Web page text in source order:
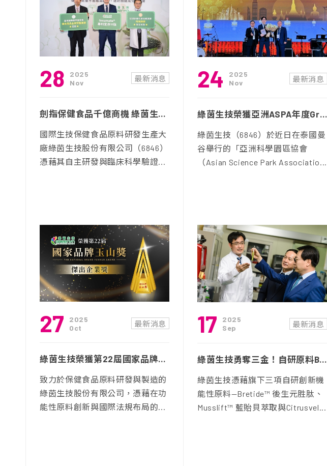
最新消息
28
2025
Nov
劍指保健食品千億商機 綠茵生技推Insumate® 專利定序19肽苦瓜胜肽 挾輔助醫學會專業認證，加速插旗台灣與亞太市場版圖
國際生技保健食品原料研發生產大
廠綠茵生技股份有限公司（6846）
憑藉其自主研發與臨床科學驗證...
最新消息
24
2025
Nov
綠茵生技榮獲亞洲ASPA年度Grand Prize首獎 獲中部科學園區推薦參與跨國決選獲國際肯定
綠茵生技（6846）於近日在泰國曼
谷舉行的「亞洲科學園區協會
（Asian Science Park Associatio...
最新消息
27
2025
Oct
綠茵生技榮獲第22屆國家品牌玉山獎「傑出企業獎」
致力於保健食品原料研發與製造的
綠茵生技股份有限公司，憑藉在功
能性原料創新與國際法規布局的...
最新消息
17
2025
Sep
綠茵生技勇奪三金！自研原料Bretide、Musslift、Citrusvel在美國AII達文西創新展大放異彩
綠茵生技憑藉旗下三項自研創新機
能性原料—Bretide™ 後生元胜肽、
Musslift™ 藍貽貝萃取與Citrusvel...